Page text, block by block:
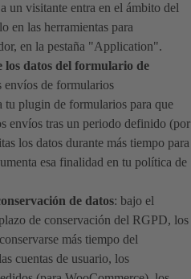
un visitante entra en el ámbito del
en las herramientas para
en la pestaña "Application".
datos del formulario de
envíos de formularios
plugin de formularios para que
envíos tras un periodo definido (por
los datos durante más tiempo para
esa finalidad en tu política de
de datos: bajo el
de conservación del RGPD, los
más tiempo del
cuentas de usuario, los